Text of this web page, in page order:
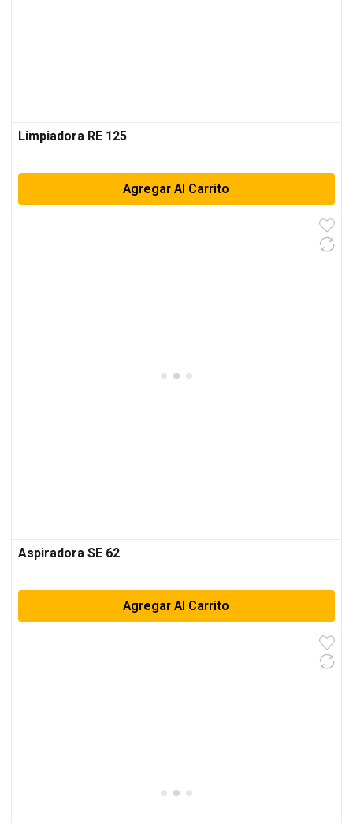
Limpiadora RE 125
Agregar Al Carrito
Aspiradora SE 62
Agregar Al Carrito